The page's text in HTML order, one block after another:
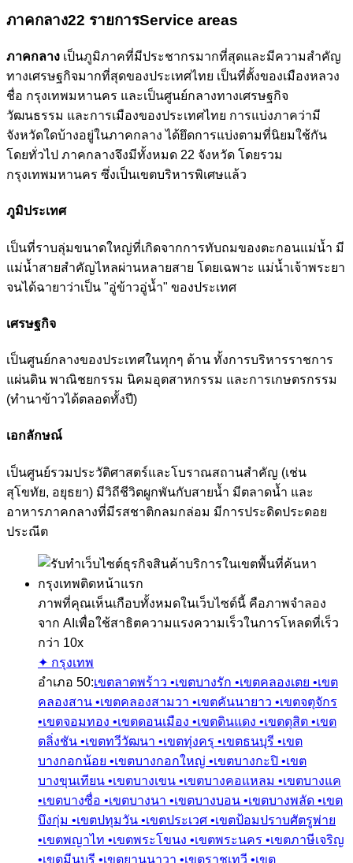
ภาคกลาง22 รายการService areas
ภาคกลาง เป็นภูมิภาคที่มีประชากรมากที่สุดและมีความสำคัญ
ทางเศรษฐกิจมากที่สุดของประเทศไทย เป็นที่ตั้งของเมืองหลวง
ชื่อ กรุงเทพมหานคร และเป็นศูนย์กลางทางเศรษฐกิจ
วัฒนธรรม และการเมืองของประเทศไทย การแบ่งภาคว่ามี
จังหวัดใดบ้างอยู่ในภาคกลาง ได้ยึดการแบ่งตามที่นิยมใช้กัน
โดยทั่วไป ภาคกลางจึงมีทั้งหมด 22 จังหวัด โดยรวม
กรุงเทพมหานคร ซึ่งเป็นเขตบริหารพิเศษแล้ว
ภูมิประเทศ
เป็นที่ราบลุ่มขนาดใหญ่ที่เกิดจากการทับถมของตะกอนแม่น้ำ มี
แม่น้ำสายสำคัญไหลผ่านหลายสาย โดยเฉพาะ แม่น้ำเจ้าพระยา
จนได้ฉายาว่าเป็น "อู่ข้าวอู่น้ำ" ของประเทศ
เศรษฐกิจ
เป็นศูนย์กลางของประเทศในทุกๆ ด้าน ทั้งการบริหารราชการ
แผ่นดิน พาณิชยกรรม นิคมอุตสาหกรรม และการเกษตรกรรม
(ทำนาข้าวได้ตลอดทั้งปี)
เอกลักษณ์
เป็นศูนย์รวมประวัติศาสตร์และโบราณสถานสำคัญ (เช่น
สุโขทัย, อยุธยา) มีวิถีชีวิตผูกพันกับสายน้ำ มีตลาดน้ำ และ
อาหารภาคกลางที่มีรสชาติกลมกล่อม มีการประดิดประดอย
ประณีต
ภาพที่คุณเห็นเกือบทั้งหมดในเว็บไซต์นี้ คือภาพจำลอง
จาก AI เพื่อใช้สาธิตความแรงความเร็วในการโหลดที่เร็ว
กว่า 10x
✦ กรุงเทพ
อำเภอ 50:เขตลาดพร้าว •เขตบางรัก •เขตคลองเตย •เขต
คลองสาน •เขตคลองสามวา •เขตคันนายาว •เขตจตุจักร
•เขตจอมทอง •เขตดอนเมือง •เขตดินแดง •เขตดุสิต •เขต
ตลิ่งชัน •เขตทวีวัฒนา •เขตทุ่งครุ •เขตธนบุรี •เขต
บางกอกน้อย •เขตบางกอกใหญ่ •เขตบางกะปิ •เขต
บางขุนเทียน •เขตบางเขน •เขตบางคอแหลม •เขตบางแค
•เขตบางซื่อ •เขตบางนา •เขตบางบอน •เขตบางพลัด •เขต
บึงกุ่ม •เขตปทุมวัน •เขตประเวศ •เขตป้อมปราบศัตรูพ่าย
•เขตพญาไท •เขตพระโขนง •เขตพระนคร •เขตภาษีเจริญ
•เขตมีนบุรี •เขตยานนาวา •เขตราชเทวี •เขต